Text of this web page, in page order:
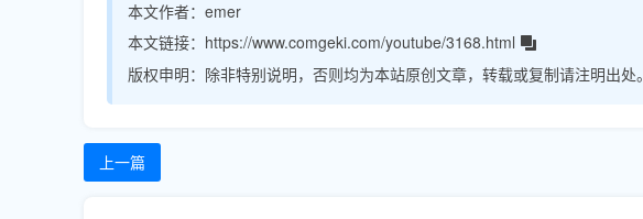
本文作者： emer
本文链接： https://www.comgeki.com/youtube/3168.html
版权申明： 除非特别说明，否则均为本站原创文章，转载或复制请注明出处。
上一篇